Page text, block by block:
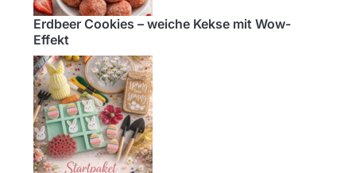
Erdbeer Cookies – weiche Kekse mit Wow-
Effekt